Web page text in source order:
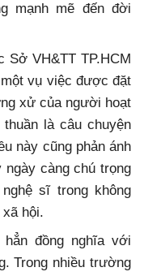
mạnh mẽ đến đời
VH&TT TP.HCM
vụ việc được đặt
xử của người hoạt
là câu chuyện
này cũng phản ánh
càng chú trọng
sĩ trong không
hội.
hẳn đồng nghĩa với
Trong nhiều trường